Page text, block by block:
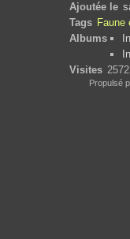
Ajoutée le
Tags Faune
Albums
Visites
Propulsé